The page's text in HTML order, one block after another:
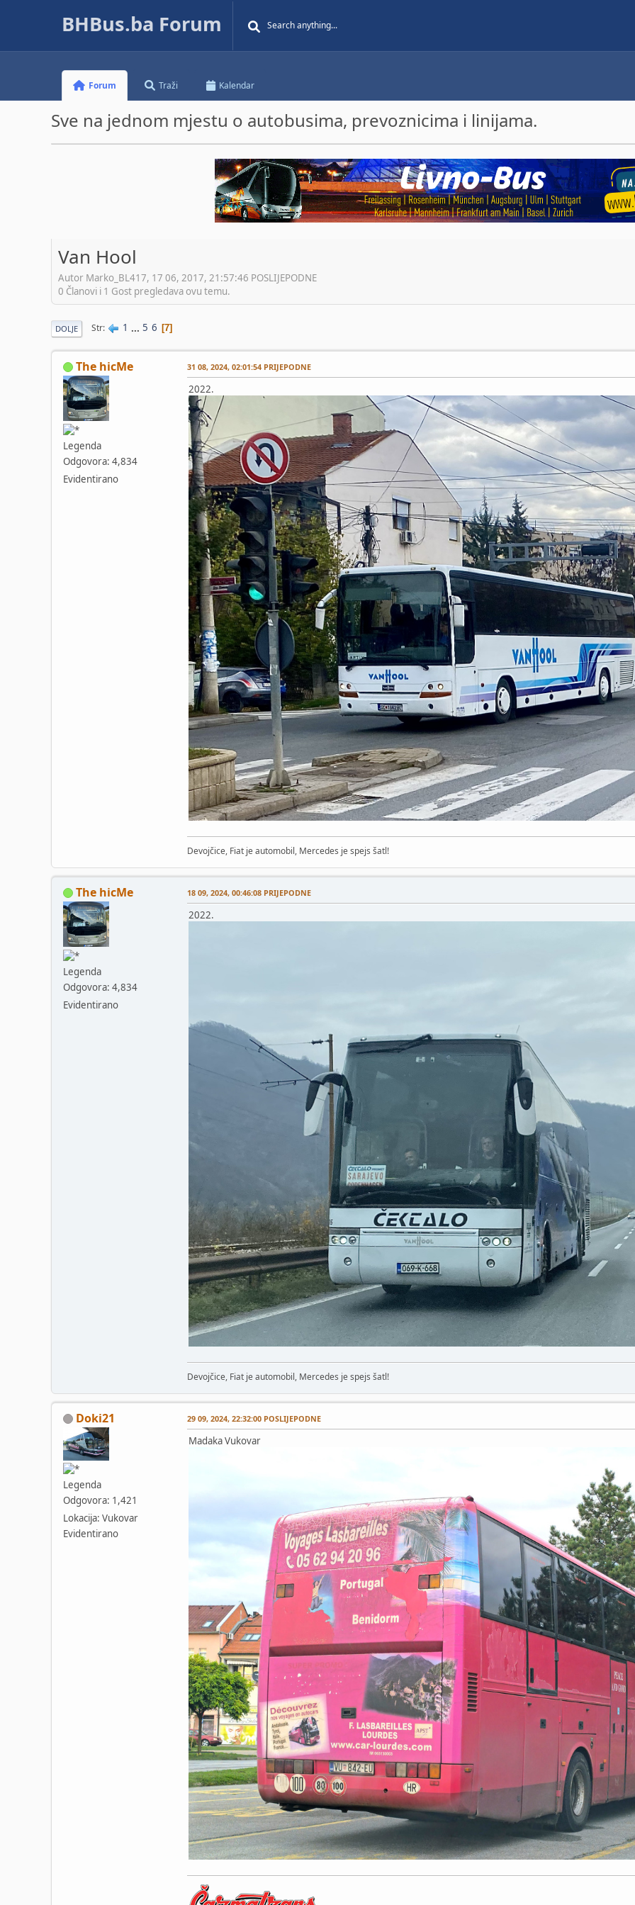
BHBus.ba Forum
Forum Traži Kalendar
Sve na jednom mjestu o autobusima, prevoznicima i linijama.
Van Hool
Autor Marko_BL417, 17 06, 2017, 21:57:46 POSLIJEPODNE
0 Članovi i 1 Gost pregledava ovu temu.
DOLJE Str 1 ... 5 6 7
The hicMe
Legenda
Odgovora: 4,834
Evidentirano
31 08, 2024, 02:01:54 PRIJEPODNE
2022.
Devojčice, Fiat je automobil, Mercedes je spejs šatl!
The hicMe
Legenda
Odgovora: 4,834
Evidentirano
18 09, 2024, 00:46:08 PRIJEPODNE
2022.
Devojčice, Fiat je automobil, Mercedes je spejs šatl!
Doki21
Legenda
Odgovora: 1,421
Lokacija: Vukovar
Evidentirano
29 09, 2024, 22:32:00 POSLIJEPODNE
Madaka Vukovar